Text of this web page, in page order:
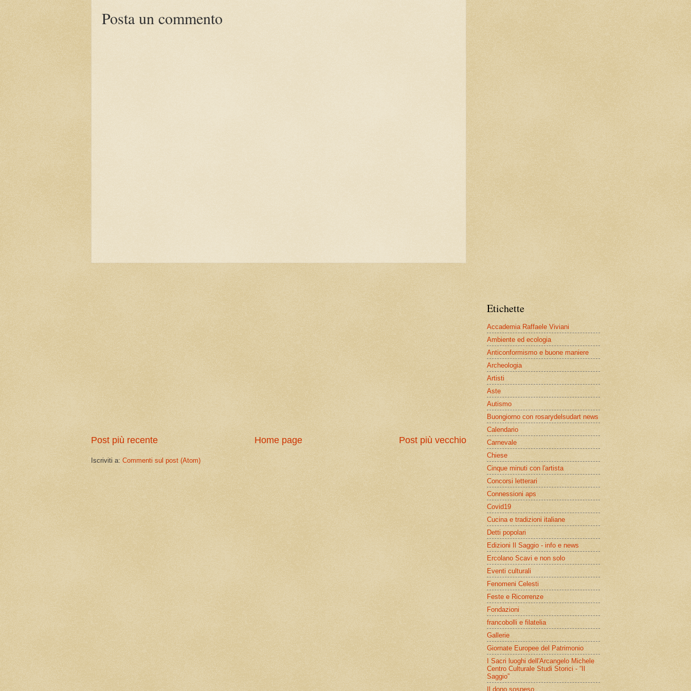
Posta un commento
Post più recente Post più vecchio
Home page
Iscriviti a: Commenti sul post (Atom)
Etichette
Accademia Raffaele Viviani
Ambiente ed ecologia
Anticonformismo e buone maniere
Archeologia
Artisti
Aste
Autismo
Buongiorno con rosarydelsudart news
Calendario
Carnevale
Chiese
Cinque minuti con l'artista
Concorsi letterari
Connessioni aps
Covid19
Cucina e tradizioni italiane
Detti popolari
Edizioni Il Saggio - info e news
Ercolano Scavi e non solo
Eventi culturali
Fenomeni Celesti
Feste e Ricorrenze
Fondazioni
francobolli e filatelia
Gallerie
Giornate Europee del Patrimonio
I Sacri luoghi dell'Arcangelo Michele
Centro Culturale Studi Storici - “Il
Saggio”
Il dono sospeso